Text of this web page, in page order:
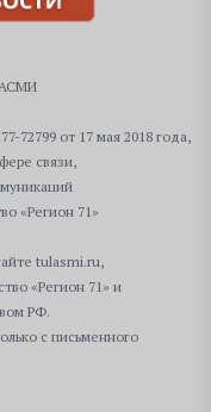
72799 от 17 мая 2018 года,
связи,
«Регион 71»
tulasmi.ru,
«Регион 71» и
РФ.
с письменного